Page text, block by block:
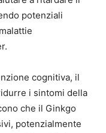
potenziali
cognitiva, il
i sintomi della
che il Ginkgo
potenzialmente